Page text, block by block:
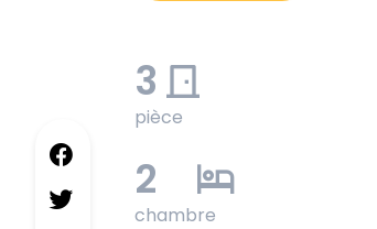
3
pièce
2
chambre